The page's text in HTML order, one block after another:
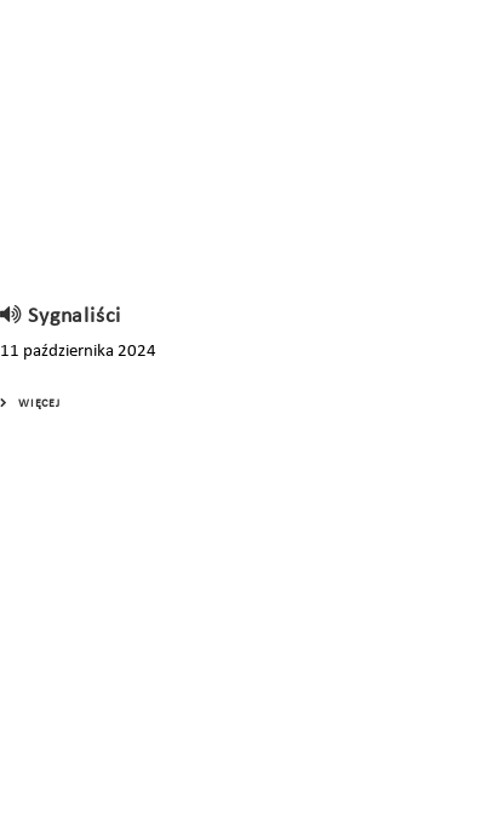
Sygnaliści
11 października 2024
WIĘCEJ